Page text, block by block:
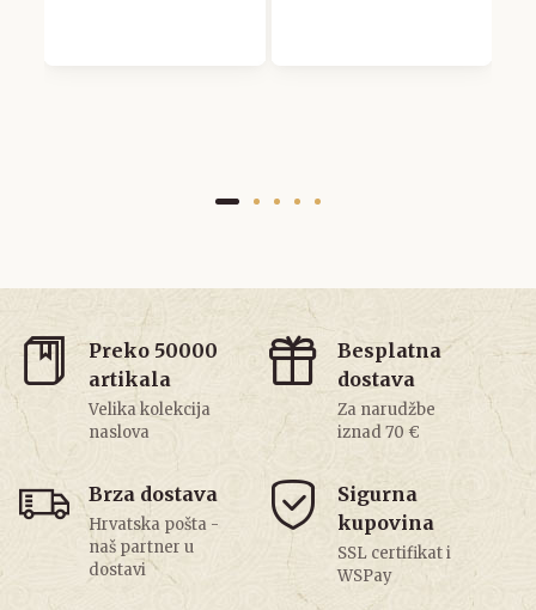
Preko 50000
artikala
Velika kolekcija
naslova
Besplatna
dostava
Za narudžbe
iznad 70 €
Brza dostava
Hrvatska pošta -
naš partner u
dostavi
Sigurna
kupovina
SSL certifikat i
WSPay